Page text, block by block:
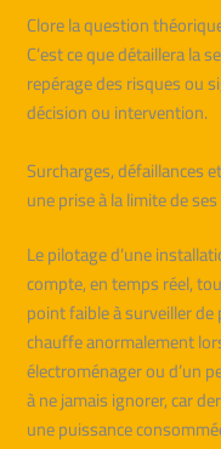
Clore la question
C’est ce que détaillera la
repérage des risques ou
décision ou intervention.
Surcharges, défaillances
une prise à la limite de
Le pilotage d’une
compte, en temps réel,
point faible à surveiller
chauffe anormalement
électroménager ou d’un
à ne jamais ignorer, car
une puissance